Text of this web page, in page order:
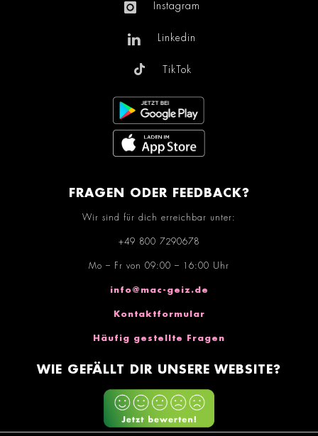
Instagram
Linkedin
TikTok
FRAGEN ODER FEEDBACK?
Wir sind für dich erreichbar unter:
+49 800 7290678
Mo – Fr von 09:00 – 16:00 Uhr
info@mac-geiz.de
Kontaktformular
Häufig gestellte Fragen
WIE GEFÄLLT DIR UNSERE WEBSITE?